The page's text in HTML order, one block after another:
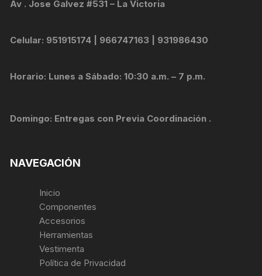
Av . Jose Galvez #531 – La Victoria
Celular: 951915174 | 966747163 | 931986430
Horario: Lunes a Sábado: 10:30 a.m. – 7 p.m.
Domingo: Entregas con Previa Coordinación .
NAVEGACIÓN
Inicio
Componentes
Accesorios
Herramientas
Vestimenta
Política de Privacidad